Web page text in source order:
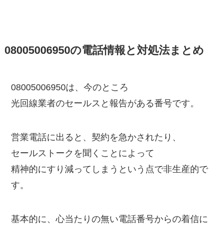
08005006950の電話情報と対処法まとめ
08005006950は、今のところ
光回線業者のセールスと報告がある番号です。
営業電話に出ると、契約を急かされたり、
セールストークを聞くことによって
精神的にすり減ってしまうという点で非生産的で
す。
基本的に、心当たりの無い電話番号からの着信に